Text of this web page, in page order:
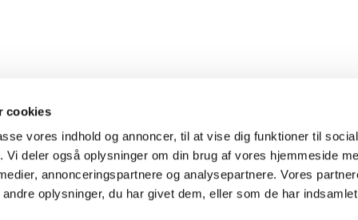
cookies
vores indhold og annoncer, til at vise dig funktioner til
deler også oplysninger om din brug af vores hjemmeside
annonceringspartnere og analysepartnere. Vores
oplysninger, du har givet dem, eller som de har